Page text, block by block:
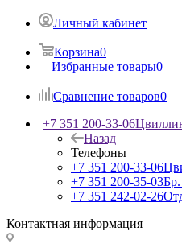
Личный кабинет
Корзина0
Избранные товары0
Сравнение товаров0
+7 351 200-33-06
Назад
Телефоны
+7 351 200-33-06
+7 351 200-35-03
+7 351 242-02-26
Контактная информация